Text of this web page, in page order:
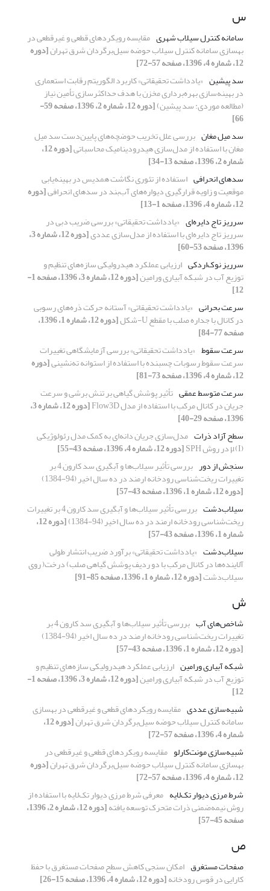
س
سامانه کنترل سیلاب شهری مقایسه رویکردهای قطعی و غیرقطعی در
بهسازی سامانه کنترل سیلاب حوضه سیل‌برگردان شرق تهران[دوره
12، شماره 4، 1396، صفحه 57-72]
سد پیشین «یادداشت تحقیقاتی» کاربرد الگوریتم رقابت استعماری
در بهینه‌سازی بهره‌برداری مخزن با هدف حداکثر‌سازی تأمین نیاز
(مطالعه موردی: سد پیشین) [دوره 12، شماره 2، 1396، صفحه 59-
66]
سد میل مغان بررسی علل تخریب حوضچه‌ها‌ی پایین‌دست سد میل
مغان با استفاده از مدل‌سازی هیدرودینامیک محاسباتی [دوره 12،
شماره 2، 1396، صفحه 13-34]
سدهای انحرافی استفاده از تئوری نگاشت همدیس در بهینه‌یابی
موقعیت و زاویه قرارگیری دیواره‌های آب‌بند در سدهای انحرافی[دوره
12، شماره 4، 1396، صفحه 1-13]
سرریز تاج دایره‌ای «یادداشت تحقیقاتی» بررسی ضریب دبی در
سرریز تاج دایره‌ای با استفاده از مدل‌سازی عددی [دوره 12، شماره 3،
1396، صفحه 53-60]
سرریز نوک‌اردکی ارزیابی عملکرد هیدرولیکی سازه‌های تنظیم و
توزیع آب در شبکه آبیاری ورامین [دوره 12، شماره 3، 1396، صفحه 1-
12]
سرعت بحرانی «یادداشت تحقیقاتی» آستانه حرکت ذره‌های رسوبی
در کانال با جداره صلب با مقطع U-شکل [دوره 12، شماره 1، 1396،
صفحه 77-84]
سرعت سقوط «یادداشت تحقیقاتی» بررسی آزمایشگاهی تغییرات
سرعت سقوط رسوبات چسبنده با استفاده از استوانه ته‌نشینی[دوره
12، شماره 4، 1396، صفحه 73-81]
سرعت متوسط عمقی تأثیر پوشش گیاهی بر تنش برشی و سرعت
جریان در کانال مرکب با استفاده از مدل Flow3D [دوره 12، شماره 3،
1396، صفحه 29-40]
سطح آزاد ذرات مدل‌سازی جریان دانه‌ای به کمک مدل رئولوژیکی
μ(I) در روش SPH
[دوره 12، شماره 4، 1396، صفحه 43-55]
سنجش از دور
بررسی تأثیر سیلاب‌ها و آبگیری سد کارون 4 بر
تغییرات ریخت‌شناسی رودخانه ارمند در ده سال اخیر (94-1384)
[دوره 12، شماره 1، 1396، صفحه 43-57]
سیلاب‌دشت
بررسی تأثیر سیلاب‌ها و آبگیری سد کارون 4 بر تغییرات
ریخت‌شناسی رودخانه ارمند در ده سال اخیر (94-1384) [دوره 12،
شماره 1، 1396، صفحه 43-57]
سیلاب‌دشت «یادداشت تحقیقاتی» برآورد ضریب انتشار طولی
آلاینده‌ها در کانال مرکب با دو ردیف پوشش گیاهی صلب) درخت( روی
سیلاب‌دشت[دوره 12، شماره 1، 1396، صفحه 85-91]
ش
شاخص‌های آب بررسی تأثیر سیلاب‌ها و آبگیری سد کارون 4 بر
تغییرات ریخت‌شناسی رودخانه ارمند در ده سال اخیر (94-1384)
[دوره 12، شماره 1، 1396، صفحه 43-57]
شبکه آبیاری ورامین ارزیابی عملکرد هیدرولیکی سازه‌های تنظیم و
توزیع آب در شبکه آبیاری ورامین [دوره 12، شماره 3، 1396، صفحه 1-
12]
شبیه‌سازی عددی مقایسه رویکردهای قطعی و غیرقطعی در بهسازی
سامانه کنترل سیلاب حوضه سیل‌برگردان شرق تهران [دوره 12،
شماره 4، 1396، صفحه 57-72]
شبیه‌سازی مونت‌‌کارلو مقایسه رویکردهای قطعی و غیرقطعی در
بهسازی سامانه کنترل سیلاب حوضه سیل‌برگردان شرق تهران[دوره
12، شماره 4، 1396، صفحه 57-72]
شرط مرزی دیوار تک‌لایه معرفی شرط مرزی دیوار تک‌لایه با استفاده از
روش نیمه‌ضمنی ذرات متحرک توسعه یافته [دوره 12، شماره 2، 1396،
صفحه 45-57]
ص
صفحات مستغرق امکان سنجی کاهش سطح صفحات مستغرق با حفظ
کارایی در قوس رودخانه[دوره 12، شماره 4، 1396، صفحه 15-26]